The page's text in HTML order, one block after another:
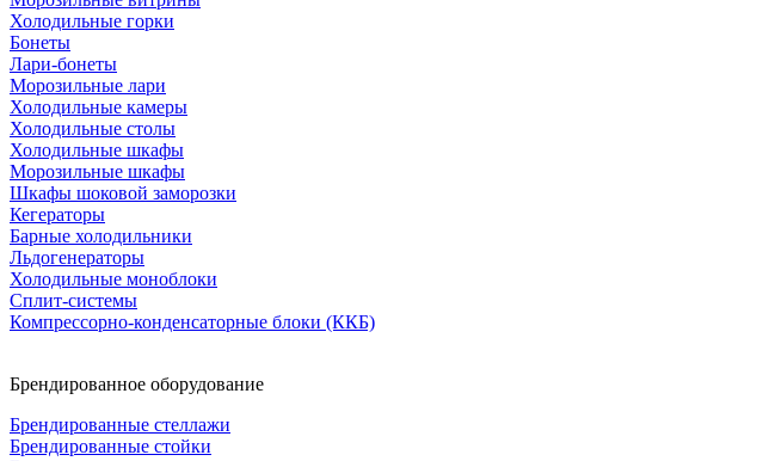
Холодильные горки
Бонеты
Лари-бонеты
Морозильные лари
Холодильные камеры
Холодильные столы
Холодильные шкафы
Морозильные шкафы
Шкафы шоковой заморозки
Кегераторы
Барные холодильники
Льдогенераторы
Холодильные моноблоки
Сплит-системы
Компрессорно-конденсаторные блоки (ККБ)
Брендированное оборудование
Брендированные стеллажи
Брендированные стойки